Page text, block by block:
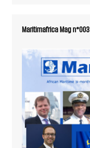
Maritimafrica Mag n°003